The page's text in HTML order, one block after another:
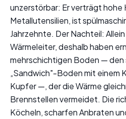
unzerstörbar: Er verträgt
Metallutensilien, ist
Jahrzehnte. Der Nachteil:
Wärmeleiter, deshalb haben
mehrschichtigen Boden —
„Sandwich"-Boden mit einem
Kupfer —, der die Wärme
Brennstellen vermeidet. Die
Köcheln, scharfen Anbraten